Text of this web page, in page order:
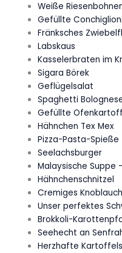
Weiße
Gefüllte
Fränksches
Labskaus
Kasselerbraten im
Sigara Börek
Geflügelsalat
Spaghetti
Gefüllte
Hähnchen Tex Mex
Pizza-Pasta-Spieße
Seelachsburger
Malaysische Suppe
Hähnchenschnitzel
Cremiges
Unser perfektes
Brokkoli-
Seehecht an
Herzhafte